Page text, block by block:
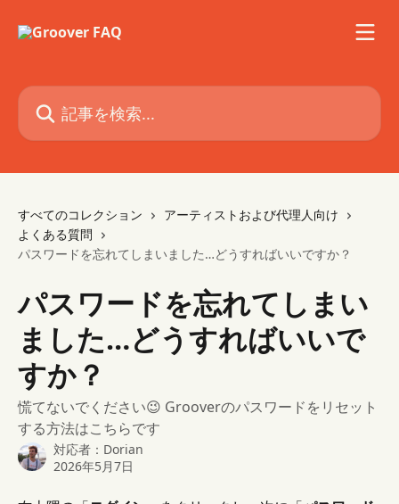
記事を検索...
すべてのコレクション
アーティストおよび代理人向け
よくある質問
パスワードを忘れてしまいました…どうすればいいですか？
パスワードを忘れてしまい
ました…どうすればいいで
すか？
慌てないでください😉 Grooverのパスワードをリセット
する方法はこちらです
対応者： Dorian
2026年5月7日